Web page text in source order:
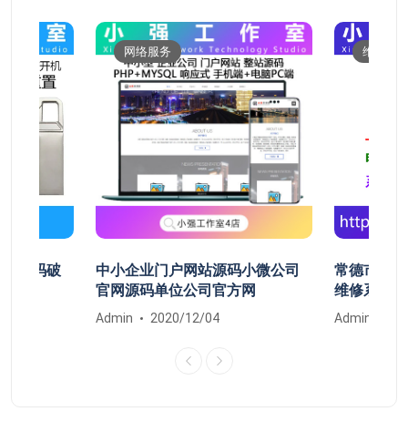
密码破
网络服务
中小企业门户网站源码小微公司
官网源码单位公司官方网
Admin 2020/12/04
维修服
常德市鼎
维修系统
Admin